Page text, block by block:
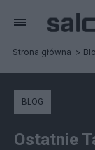
Strona główna
BLOG
Ostatnie